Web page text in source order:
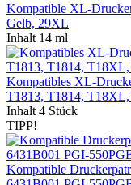
Kompatible XL-
Gelb, 29XL
Inhalt 14 ml
Kompatibles XL-
T1813, T1814,
Inhalt 4 Stück
TIPP!
Kompatible